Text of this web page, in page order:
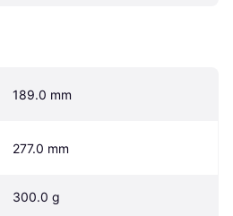
189.0 mm
277.0 mm
300.0 g